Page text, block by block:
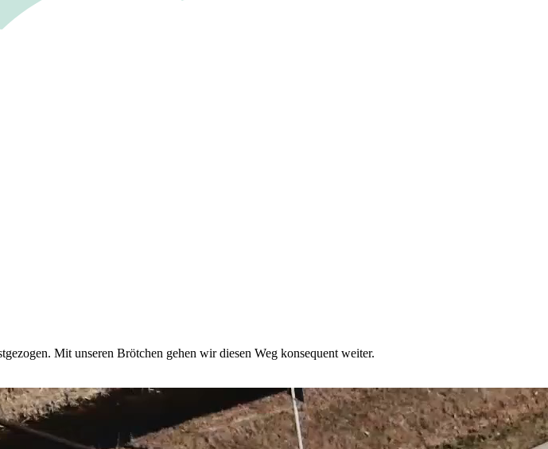
Mit unseren Brötchen gehen wir diesen Weg konsequent weiter.